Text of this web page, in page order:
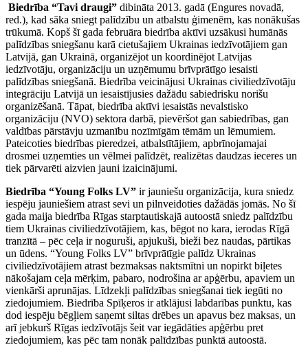
Biedrība “Tavi draugi” dibināta 2013. gadā (Engures novadā,
red.), kad sāka sniegt palīdzību un atbalstu ģimenēm, kas nonākušas
trūkumā. Kopš šī gada februāra biedrība aktīvi uzsākusi humānās
palīdzības sniegšanu karā cietušajiem Ukrainas iedzīvotājiem gan
Latvijā, gan Ukrainā, organizējot un koordinējot Latvijas
iedzīvotāju, organizāciju un uzņēmumu brīvprātīgo iesaisti
palīdzības sniegšanā. Biedrība veicinājusi Ukrainas civiliedzīvotāju
integrāciju Latvijā un iesaistījusies dažādu sabiedrisku norišu
organizēšanā. Tāpat, biedrība aktīvi iesaistās nevalstisko
organizāciju (NVO) sektora darbā, pievēršot gan sabiedrības, gan
valdības pārstāvju uzmanību nozīmīgām tēmām un lēmumiem.
Pateicoties biedrības pieredzei, atbalstītājiem, apbrīnojamajai
drosmei uzņemties un vēlmei palīdzēt, realizētas daudzas ieceres un
tiek pārvarēti aizvien jauni izaicinājumi.
Biedrība “Young Folks LV” ir jauniešu organizācija, kura sniedz
iespēju jauniešiem atrast sevi un pilnveidoties dažādās jomās. No šī
gada maija biedrība Rīgas starptautiskajā autoostā sniedz palīdzību
tiem Ukrainas civiliedzīvotājiem, kas, bēgot no kara, ierodas Rīgā
tranzītā – pēc ceļa ir noguruši, apjukuši, bieži bez naudas, pārtikas
un ūdens. “Young Folks LV” brīvprātīgie palīdz Ukrainas
civiliedzīvotājiem atrast bezmaksas naktsmītni un nopirkt biļetes
nākošajam ceļa mērķim, pabaro, nodrošina ar apģērbu, apaviem un
vienkārši aprunājas. Līdzekļi palīdzības sniegšanai tiek iegūti no
ziedojumiem. Biedrība Spīķeros ir atklājusi labdarības punktu, kas
dod iespēju bēgļiem saņemt siltas drēbes un apavus bez maksas, un
arī jebkurš Rīgas iedzīvotājs šeit var iegādāties apģērbu pret
ziedojumiem, kas pēc tam nonāk palīdzības punktā autoostā.